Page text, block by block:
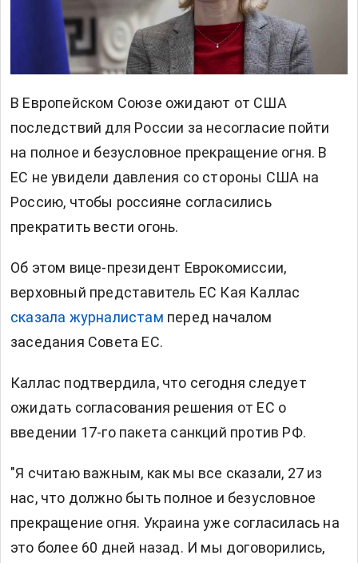
В Европейском Союзе ожидают от США
последствий для России за несогласие пойти
на полное и безусловное прекращение огня. В
ЕС не увидели давления со стороны США на
Россию, чтобы россияне согласились
прекратить вести огонь.
Об этом вице-президент Еврокомиссии,
верховный представитель ЕС Кая Каллас
сказала журналистам перед началом
заседания Совета ЕС.
Каллас подтвердила, что сегодня следует
ожидать согласования решения от ЕС о
введении 17-го пакета санкций против РФ.
"Я считаю важным, как мы все сказали, 27 из
нас, что должно быть полное и безусловное
прекращение огня. Украина уже согласилась на
это более 60 дней назад. И мы договорились,